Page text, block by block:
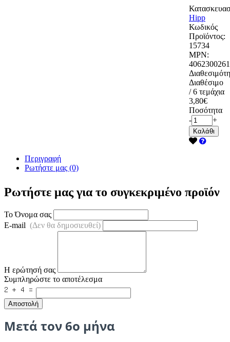
Hipp
Κωδικός
Προϊόντος:
15734
MPN:
Διαθέσιμο
/ 6 τεμάχια
3,80€
Ποσότητα
-
+
Καλάθι
Περιγραφή
Ρωτήστε μας (0)
Ρωτήστε μας για το συγκεκριμένο προϊόν
Το Όνομα σας
E-mail (Δεν θα δημοσιευθεί)
Η ερώτησή σας
Συμπληρώστε το αποτέλεσμα
Αποστολή
Μετά τον 6ο μήνα